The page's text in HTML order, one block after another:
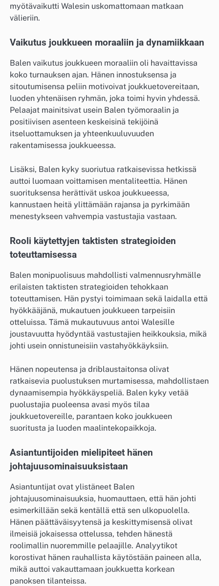
myötävaikutti Walesin uskomattomaan matkaan
välieriin.
Vaikutus joukkueen moraaliin ja dynamiikkaan
Balen vaikutus joukkueen moraaliin oli havaittavissa
koko turnauksen ajan. Hänen innostuksensa ja
sitoutumisensa peliin motivoivat joukkuetovereitaan,
luoden yhtenäisen ryhmän, joka toimi hyvin yhdessä.
Pelaajat mainitsivat usein Balen työmoraalin ja
positiivisen asenteen keskeisinä tekijöinä
itseluottamuksen ja yhteenkuuluvuuden
rakentamisessa joukkueessa.
Lisäksi, Balen kyky suoriutua ratkaisevissa hetkissä
auttoi luomaan voittamisen mentaliteettia. Hänen
suorituksensa herättivät uskoa joukkueessa,
kannustaen heitä ylittämään rajansa ja pyrkimään
menestykseen vahvempia vastustajia vastaan.
Rooli käytettyjen taktisten strategioiden
toteuttamisessa
Balen monipuolisuus mahdollisti valmennusryhmälle
erilaisten taktisten strategioiden tehokkaan
toteuttamisen. Hän pystyi toimimaan sekä laidalla että
hyökkääjänä, mukautuen joukkueen tarpeisiin
otteluissa. Tämä mukautuvuus antoi Walesille
joustavuutta hyödyntää vastustajien heikkouksia, mikä
johti usein onnistuneisiin vastahyökkäyksiin.
Hänen nopeutensa ja driblaustaitonsa olivat
ratkaisevia puolustuksen murtamisessa, mahdollistaen
dynaamisempia hyökkäyspeliä. Balen kyky vetää
puolustajia puoleensa avasi myös tilaa
joukkuetovereille, parantaen koko joukkueen
suoritusta ja luoden maalintekopaikkoja.
Asiantuntijoiden mielipiteet hänen
johtajuusominaisuuksistaan
Asiantuntijat ovat ylistäneet Balen
johtajuusominaisuuksia, huomauttaen, että hän johti
esimerkillään sekä kentällä että sen ulkopuolella.
Hänen päättäväisyytensä ja keskittymisensä olivat
ilmeisiä jokaisessa ottelussa, tehden hänestä
roolimallin nuoremmille pelaajille. Analyytikot
korostivat hänen rauhallista käytöstään paineen alla,
mikä auttoi vakauttamaan joukkuetta korkean
panoksen tilanteissa.